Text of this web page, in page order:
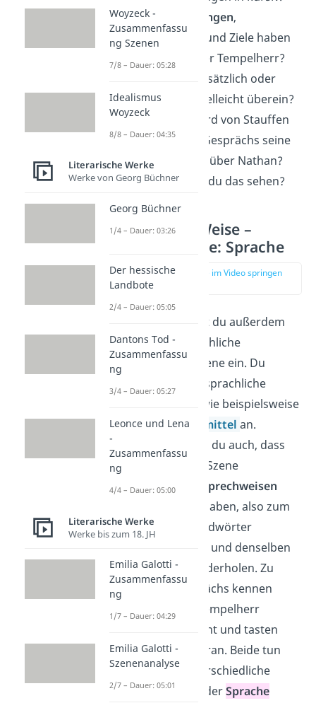
Welche
Meinungen,
Einstellungen und Ziele haben
Nathan und der Tempelherr?
Sind sie gegensätzlich oder
stimmen sie vielleicht überein?
Wie
Curd von Stauffen
während des Gesprächs seine
Haltung gegenüber Nathan?
Woran kannst du das sehen?
Nathan der Weise –
Szenenanalyse: Sprache
zur Stelle im Video springen
Im Hauptteil gehst du außerdem
noch auf die sprachliche
Gestaltung der Szene ein. Du
schaust dir dabei sprachliche
Besonderheiten, wie beispielsweise
SatzbauoderStilmittelan.
Vielleicht erkennst du auch, dass
die Figuren in der Szene
unterschiedliche
Sprechweisen
haben, also zum
Beispiel viele Fremdwörter
benutzen oder ein und denselben
Begriff immer wiederholen. Zu
Beginn des Gesprächs kennen
Nathan und der Tempelherr
einander noch nicht und tasten
sichvorsichtig
heran. Beide tun
das auf ganz unterschiedliche
Weise, was du an derSprache
Woyzeck -
Zusammenfassu
ng Szenen
7/8 – Dauer: 05:28
Idealismus
Woyzeck
8/8 – Dauer: 04:35
Literarische Werke
Werke von Georg Büchner
Georg Büchner
1/4 – Dauer: 03:26
Der hessische
Landbote
2/4 – Dauer: 05:05
Dantons Tod -
Zusammenfassu
ng
3/4 – Dauer: 05:27
Leonce und Lena
-
Zusammenfassu
ng
4/4 – Dauer: 05:00
Literarische Werke
Werke bis zum 18. JH
Emilia Galotti -
Zusammenfassu
ng
1/7 – Dauer: 04:29
Emilia Galotti -
Szenenanalyse
2/7 – Dauer: 05:01